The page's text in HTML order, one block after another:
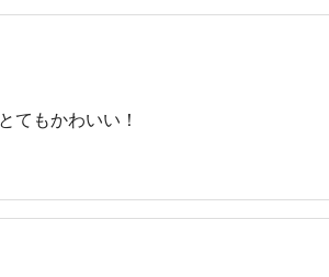
てもかわいい！